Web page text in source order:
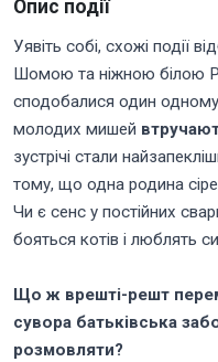
Опис події
Уявіть собі, схожі події
Шомою та ніжною білою
сподобалися один
молодих мишей
зустрічі стали
тому, що одна родина
Чи є сенс у постійних
бояться котів і люблять
Що ж врешті-решт
сувора батьківська
розмовляти?